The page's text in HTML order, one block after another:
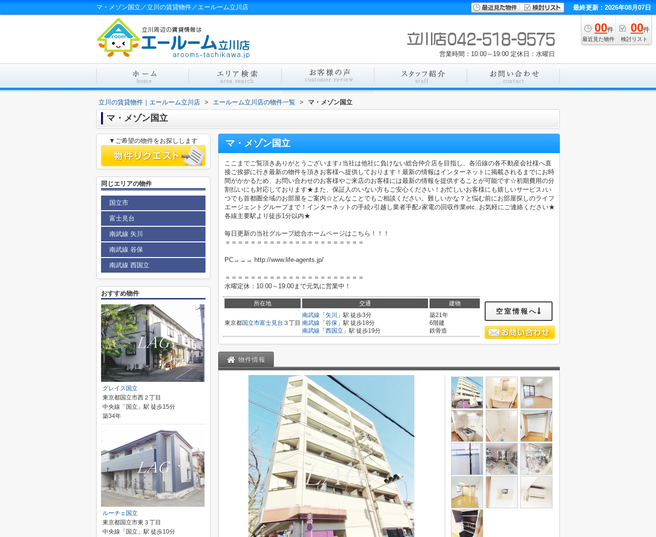
マ・メゾン国立／立川の賃貸物件／エールーム立川店 最終更新：2026年08月07日
00件
最近見た物件
00件
検討リスト
営業時間：10:00～19:00 定休日：水曜日
立川の賃貸物件｜エールーム立川店 > エールーム立川店の物件一覧 > マ・メゾン国立
マ・メゾン国立
マ・メゾン国立
ここまでご覧頂きありがとうございます♪当社は他社に負けない総合仲介店を目指し、各沿線の各不動産会社様へ直
接ご挨拶に行き最新の物件を頂きお客様へ提供しております！最新の情報はインターネットに掲載されるまでにお時
間がかかるため、お問い合わせのお客様やご来店のお客様には最新の情報を提供することが可能です☆初期費用の分
割払いにも対応しております★また、保証人のいない方もご安心ください！お忙しいお客様にも嬉しいサービス♪い
つでも首都圏全域のお部屋をご案内☆どんなことでもご相談ください。難しいかな？と悩む前にお部屋探しのライフ
エージェントグループまで！インターネットの手続♪引越し業者手配♪家電の回収作業etc..お気軽にご連絡ください★
各線主要駅より徒歩1分以内★
毎日更新の当社グループ総合ホームページはこちら！！！
＝＝＝＝＝＝＝＝＝＝＝＝＝＝＝＝＝＝＝＝＝＝
PC→→→ http://www.life-agents.jp/
＝＝＝＝＝＝＝＝＝＝＝＝＝＝＝＝＝＝＝＝＝＝
水曜定休：10:00～19:00まで元気に営業中！
所在地 交通 建物
東京都国立市富士見台 ３丁目
南武線 「 矢川
」駅 徒歩3分
南武線 「 谷保 」駅 徒歩18分
南武線 「 西国立 」駅 徒歩19分
築21年
6階建
鉄骨造
空室情報へ
物件情報
▼ご希望の物件をお探しします
同じエリアの物件
国立市
富士見台
南武線 矢川
南武線 谷保
南武線 西国立
おすすめ物件
グレイス国立
東京都国立市西２丁目
中央線「国立」駅 徒歩15分
築34年
ルーチェ国立
東京都国立市東３丁目
中央線「国立」駅 徒歩10分